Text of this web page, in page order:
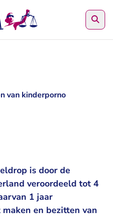
van kinderporno
is door de
veroordeeld tot 4
1 jaar
en bezitten van